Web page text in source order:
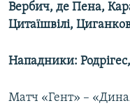
Вербич, де Пена,
Цитаїшвілі,
Нападники:
Матч «Гент» –